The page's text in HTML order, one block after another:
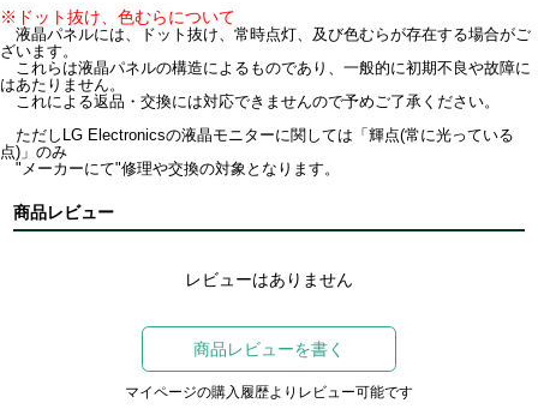
※ドット抜け、色むらについて
液晶パネルには、ドット抜け、常時点灯、及び色むらが存在する場合がご
ざいます。
これらは液晶パネルの構造によるものであり、一般的に初期不良や故障に
はあたりません。
これによる返品・交換には対応できませんので予めご了承ください。
ただしLG Electronicsの液晶モニターに関しては「輝点(常に光っている
点)」のみ
"メーカーにて"修理や交換の対象となります。
商品レビュー
レビューはありません
商品レビューを書く
マイページの購入履歴よりレビュー可能です